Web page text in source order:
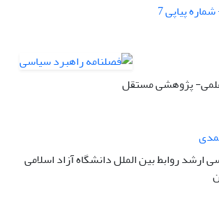
علمی- پژوهشی مستقل
ارشد روابط بین الملل دانشگاه آزاد اسلامی